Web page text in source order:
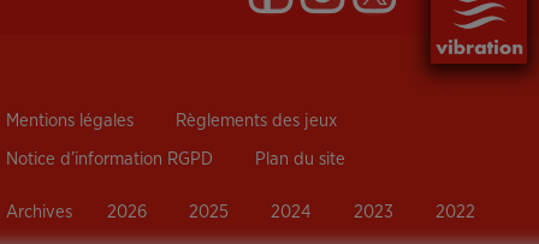
Mentions légales Règlements des jeux
Notice d’information RGPD Plan du site
Archives 2026 2025 2024 2023 2022